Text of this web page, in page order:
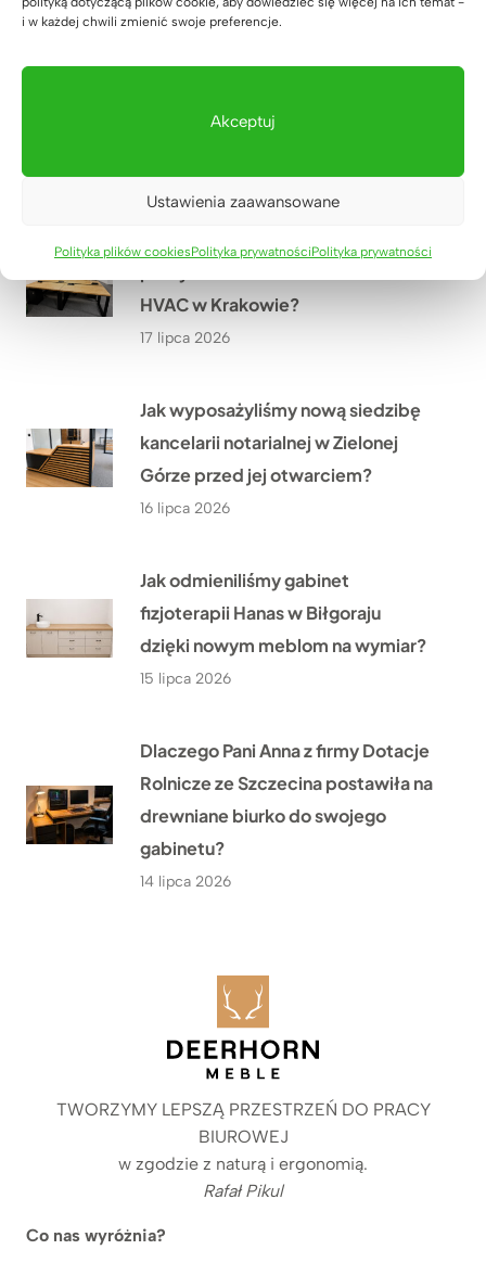
i w każdej chwili zmienić swoje preferencje.
Akceptuj
Ustawienia zaawansowane
Polityka plików cookiesPolityka prywatnościPolityka prywatności
Jak dopasowaliśmy biurko
Grzegorza niedaleko Rzeszowa?
HVAC w Krakowie?
17 lipca 2026
Jak wyposażyliśmy nową siedzibę
kancelarii notarialnej w Zielonej
Górze przed jej otwarciem?
16 lipca 2026
Jak odmieniliśmy gabinet
fizjoterapii Hanas w Biłgoraju
dzięki nowym meblom na wymiar?
15 lipca 2026
Dlaczego Pani Anna z firmy Dotacje
Rolnicze ze Szczecina postawiła na
drewniane biurko do swojego
gabinetu?
14 lipca 2026
TWORZYMY LEPSZĄ PRZESTRZEŃ DO PRACY
BIUROWEJ
w zgodzie z naturą i ergonomią.
Rafał Pikul
Co nas wyróżnia?